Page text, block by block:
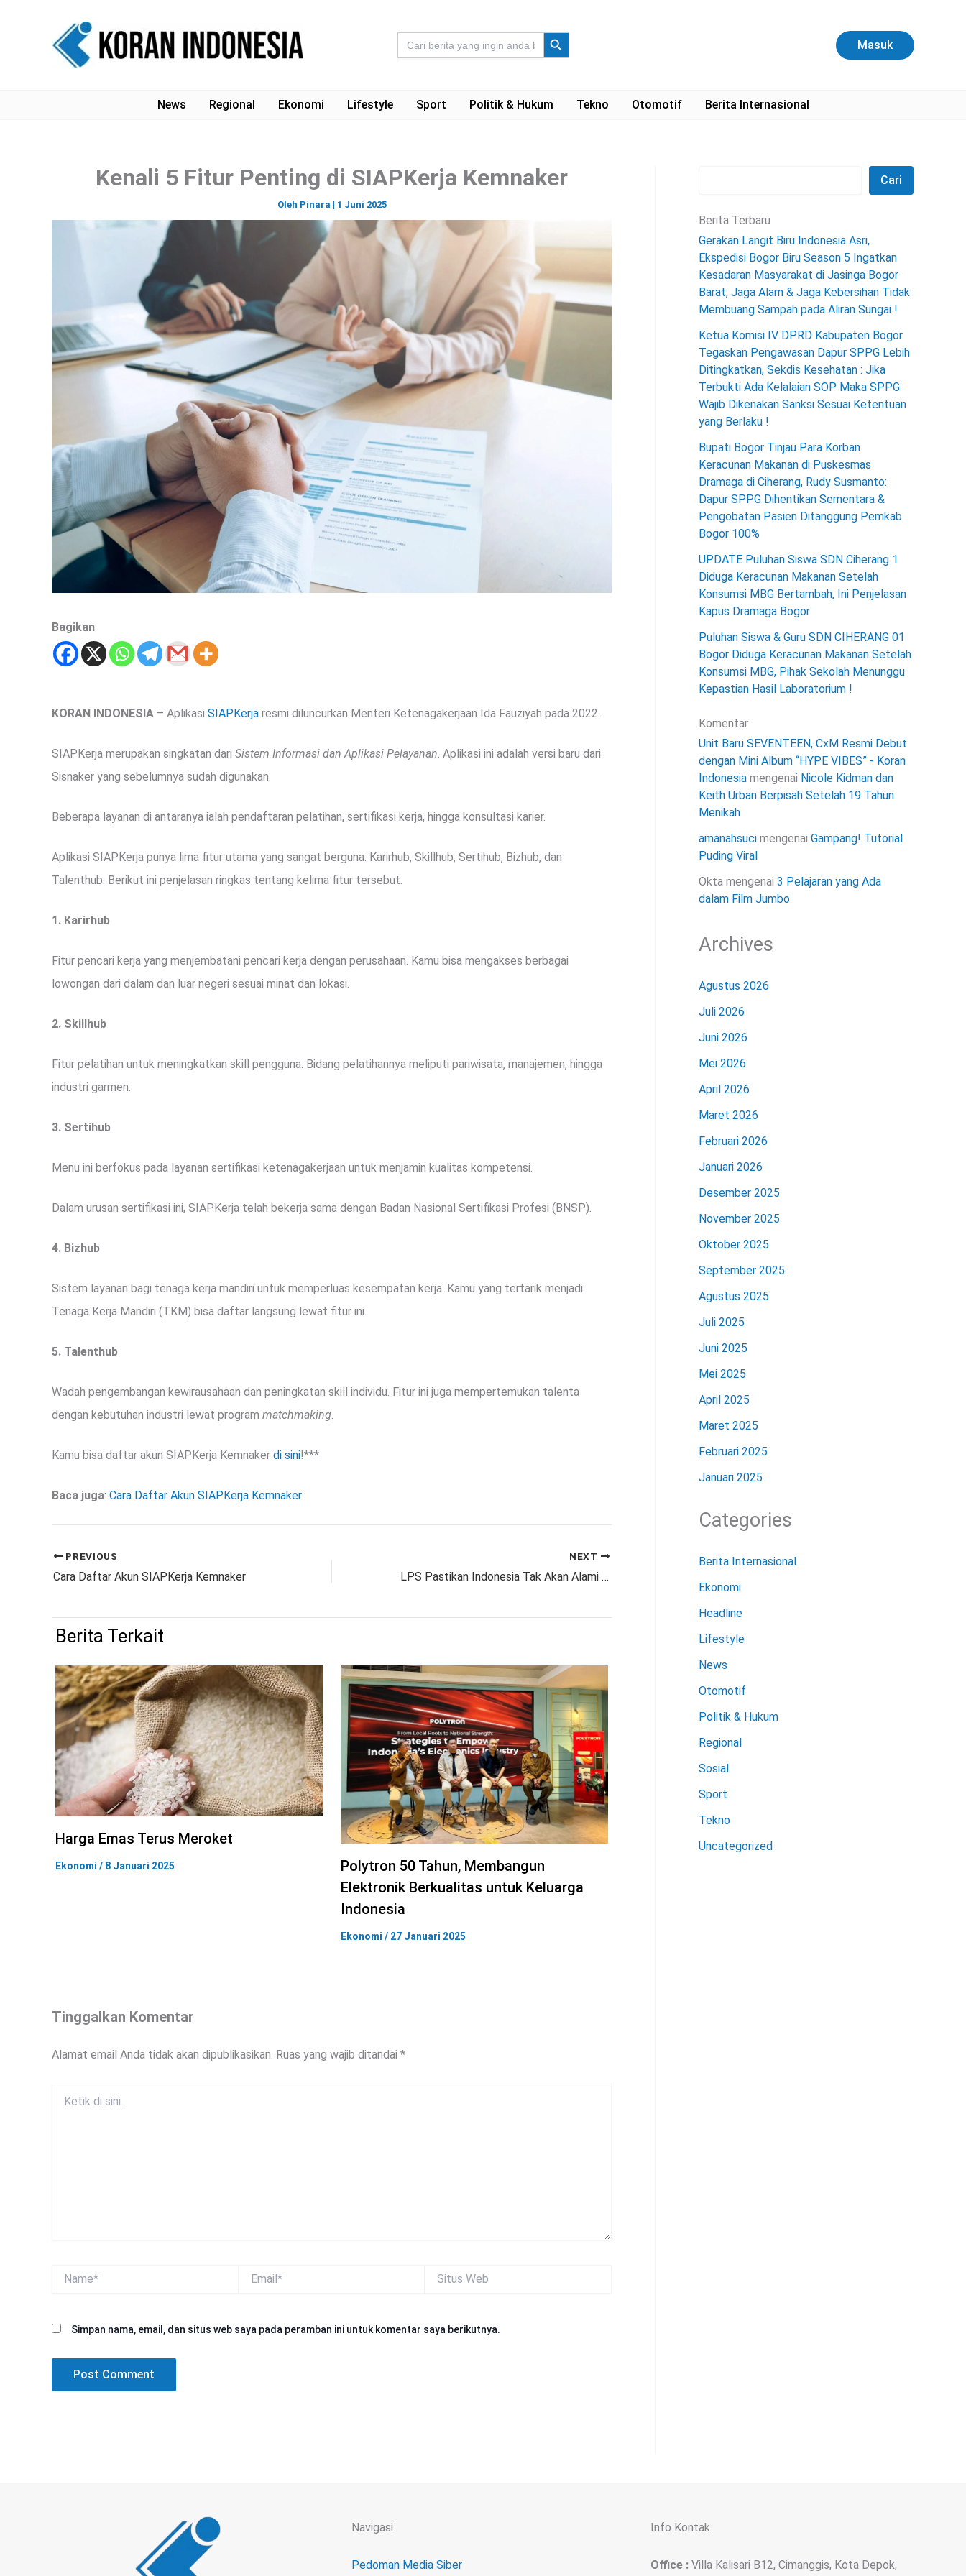
Search
for:
Search Button
Masuk
News Regional Ekonomi Lifestyle Sport Politik & Hukum Tekno Otomotif Berita Internasional
Kenali 5 Fitur Penting di SIAPKerja Kemnaker
Oleh Pinara | 1 Juni 2025
Bagikan
KORAN INDONESIA – Aplikasi SIAPKerja resmi diluncurkan Menteri Ketenagakerjaan Ida Fauziyah pada 2022.
SIAPKerja merupakan singkatan dari Sistem Informasi dan Aplikasi Pelayanan. Aplikasi ini adalah versi baru dari
Sisnaker yang sebelumnya sudah digunakan.
Beberapa layanan di antaranya ialah pendaftaran pelatihan, sertifikasi kerja, hingga konsultasi karier.
Aplikasi SIAPKerja punya lima fitur utama yang sangat berguna: Karirhub, Skillhub, Sertihub, Bizhub, dan
Talenthub. Berikut ini penjelasan ringkas tentang kelima fitur tersebut.
1. Karirhub
Fitur pencari kerja yang menjembatani pencari kerja dengan perusahaan. Kamu bisa mengakses berbagai
lowongan dari dalam dan luar negeri sesuai minat dan lokasi.
2. Skillhub
Fitur pelatihan untuk meningkatkan skill pengguna. Bidang pelatihannya meliputi pariwisata, manajemen, hingga
industri garmen.
3. Sertihub
Menu ini berfokus pada layanan sertifikasi ketenagakerjaan untuk menjamin kualitas kompetensi.
Dalam urusan sertifikasi ini, SIAPKerja telah bekerja sama dengan Badan Nasional Sertifikasi Profesi (BNSP).
4. Bizhub
Sistem layanan bagi tenaga kerja mandiri untuk memperluas kesempatan kerja. Kamu yang tertarik menjadi
Tenaga Kerja Mandiri (TKM) bisa daftar langsung lewat fitur ini.
5. Talenthub
Wadah pengembangan kewirausahaan dan peningkatan skill individu. Fitur ini juga mempertemukan talenta
dengan kebutuhan industri lewat program matchmaking.
Kamu bisa daftar akun SIAPKerja Kemnaker di sini!***
Baca juga: Cara Daftar Akun SIAPKerja Kemnaker
PREVIOUS
Cara Daftar Akun SIAPKerja Kemnaker
NEXT
LPS Pastikan Indonesia Tak Akan Alami Krisis Moneter Seperti 1998
Berita Terkait
Harga Emas Terus Meroket
Ekonomi / 8 Januari 2025
Polytron 50 Tahun, Membangun
Elektronik Berkualitas untuk Keluarga
Indonesia
Ekonomi / 27 Januari 2025
Tinggalkan Komentar
Alamat email Anda tidak akan dipublikasikan. Ruas yang wajib ditandai *
Web
Simpan nama, email, dan situs web saya pada peramban ini untuk komentar saya berikutnya.
Cari
Berita Terbaru
Gerakan Langit Biru Indonesia Asri,
Ekspedisi Bogor Biru Season 5 Ingatkan
Kesadaran Masyarakat di Jasinga Bogor
Barat, Jaga Alam & Jaga Kebersihan Tidak
Membuang Sampah pada Aliran Sungai !
Ketua Komisi IV DPRD Kabupaten Bogor
Tegaskan Pengawasan Dapur SPPG Lebih
Ditingkatkan, Sekdis Kesehatan : Jika
Terbukti Ada Kelalaian SOP Maka SPPG
Wajib Dikenakan Sanksi Sesuai Ketentuan
yang Berlaku !
Bupati Bogor Tinjau Para Korban
Keracunan Makanan di Puskesmas
Dramaga di Ciherang, Rudy Susmanto:
Dapur SPPG Dihentikan Sementara &
Pengobatan Pasien Ditanggung Pemkab
Bogor 100%
UPDATE Puluhan Siswa SDN Ciherang 1
Diduga Keracunan Makanan Setelah
Konsumsi MBG Bertambah, Ini Penjelasan
Kapus Dramaga Bogor
Puluhan Siswa & Guru SDN CIHERANG 01
Bogor Diduga Keracunan Makanan Setelah
Konsumsi MBG, Pihak Sekolah Menunggu
Kepastian Hasil Laboratorium !
Komentar
Unit Baru SEVENTEEN, CxM Resmi Debut
dengan Mini Album “HYPE VIBES” - Koran
Indonesia mengenai Nicole Kidman dan
Keith Urban Berpisah Setelah 19 Tahun
Menikah
amanahsuci mengenai Gampang! Tutorial
Puding Viral
Okta mengenai 3 Pelajaran yang Ada
dalam Film Jumbo
Archives
Agustus 2026
Juli 2026
Juni 2026
Mei 2026
April 2026
Maret 2026
Februari 2026
Januari 2026
Desember 2025
November 2025
Oktober 2025
September 2025
Agustus 2025
Juli 2025
Juni 2025
Mei 2025
April 2025
Maret 2025
Februari 2025
Januari 2025
Categories
Berita Internasional
Ekonomi
Headline
Lifestyle
News
Otomotif
Politik & Hukum
Regional
Sosial
Sport
Tekno
Uncategorized
Navigasi
Pedoman Media Siber
Info Kontak
Office : Villa Kalisari B12, Cimanggis, Kota Depok,